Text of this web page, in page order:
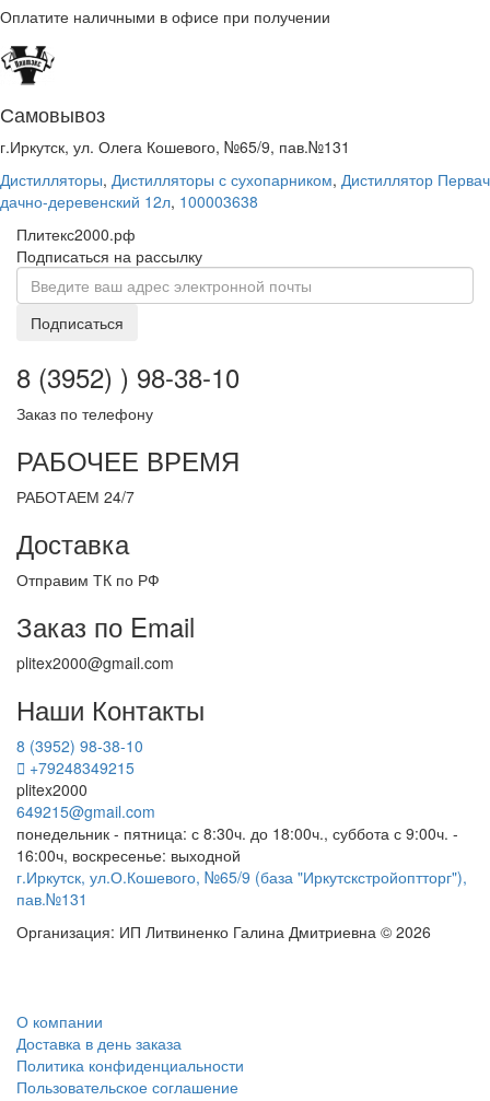
Оплатите наличными в офисе при получении
Самовывоз
г.Иркутск, ул. Олега Кошевого, №65/9, пав.№131
Дистилляторы, Дистилляторы с сухопарником, Дистиллятор Первач
дачно-деревенский 12л, 100003638
Плитекс2000.рф
Подписаться на рассылку
Подписаться
8 (3952) ) 98-38-10
Заказ по телефону
РАБОЧЕЕ ВРЕМЯ
РАБОТАЕМ 24/7
Доставка
Отправим ТК по РФ
Заказ по Email
plitex2000@gmail.com
Наши Контакты
8 (3952) 98-38-10
+79248349215
plitex2000
649215@gmail.com
понедельник - пятница: с 8:30ч. до 18:00ч., суббота с 9:00ч. -
16:00ч, воскресенье: выходной
г.Иркутск, ул.О.Кошевого, №65/9 (база "Иркутскстройоптторг"),
пав.№131
Организация: ИП Литвиненко Галина Дмитриевна © 2026
О компании
Доставка в день заказа
Политика конфиденциальности
Пользовательское соглашение